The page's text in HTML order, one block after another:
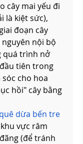
cây mai yếu đi
là kiệt sức),
đoạn cây
nội bộ
quá trình nở
tiên trong
cho hoa
hồi" cây bằng
dừa bến tre
vực râm
(để tránh